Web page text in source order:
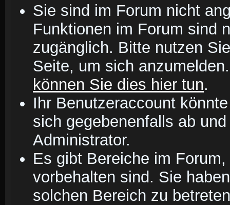
Sie sind im Forum nicht
Funktionen im Forum sind
zugänglich. Bitte nutzen
Seite, um sich
können Sie dies hier tun.
Ihr Benutzeraccount
sich gegebenenfalls ab
Administrator.
Es gibt Bereiche im
vorbehalten sind. Sie
solchen Bereich zu